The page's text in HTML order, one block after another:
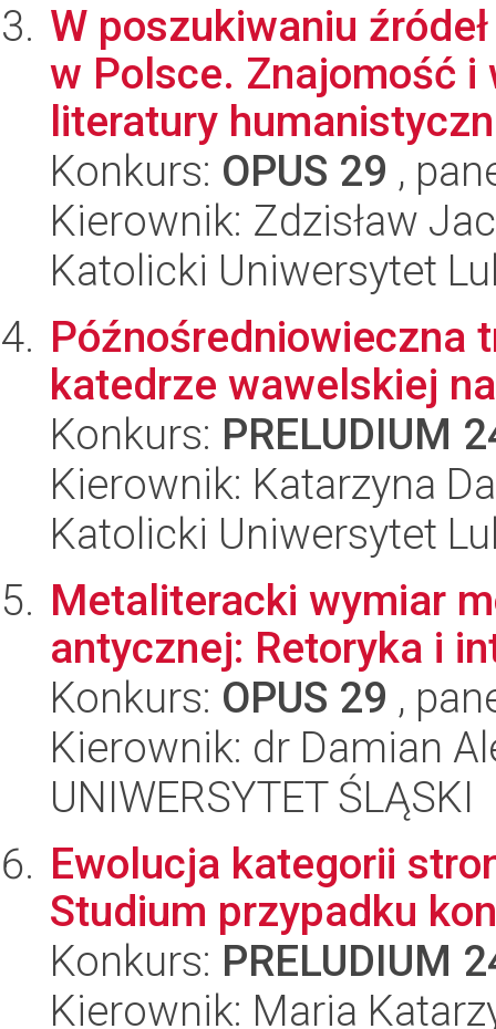
W poszukiwaniu
w Polsce. Znajomość i
literatury
Konkurs: OPUS 29 ,
Kierownik: Zdzisław
Katolicki Uniwersytet
Późnośredniowieczna
katedrze wawelskiej
Konkurs: PRELUDIUM
Kierownik: Katarzyna
Katolicki Uniwersytet
Metaliteracki wymiar
antycznej: Retoryka i
Konkurs: OPUS 29 ,
Kierownik: dr Damian
UNIWERSYTET ŚLĄSKI
Ewolucja kategorii
Studium przypadku
Konkurs: PRELUDIUM
Kierownik: Maria